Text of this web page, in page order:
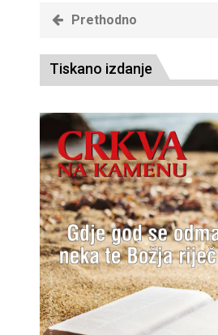
Prethodno
Tiskano izdanje